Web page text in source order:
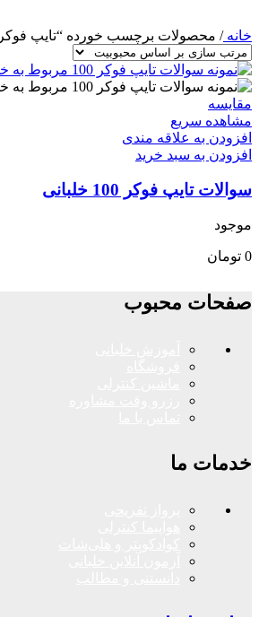
خانه/ محصولات برچسب خورده “تایپ فوکر 100”
مقایسه
مشاهده سریع
افزودن به علاقه مندی
افزودن به سبد خرید
سوالات تایپ فوکر 100 خلبانی
موجود
0 تومان
صفحات محبوب
خدمات ما